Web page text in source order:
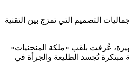
التصميم التي تمزج بين التقنية
عُرفت بلقب «ملكة المنحنيات»
تُجسد الطليعة والجرأة في